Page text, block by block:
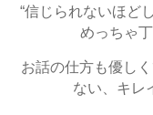
“信じられないほど
めっちゃ
お話の仕方も優し
ない、キレ